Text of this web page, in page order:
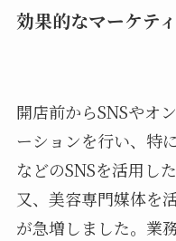
効果的なマーケテ
開店前からSNSやオ
ーションを行い、特
などのSNSを活用し
又、美容専門媒体を
が急増しました。業